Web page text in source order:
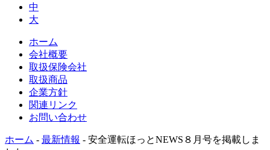
中
大
ホーム
会社概要
取扱保険会社
取扱商品
企業方針
関連リンク
お問い合わせ
ホーム - 最新情報 - 安全運転ほっとNEWS８月号を掲載しま